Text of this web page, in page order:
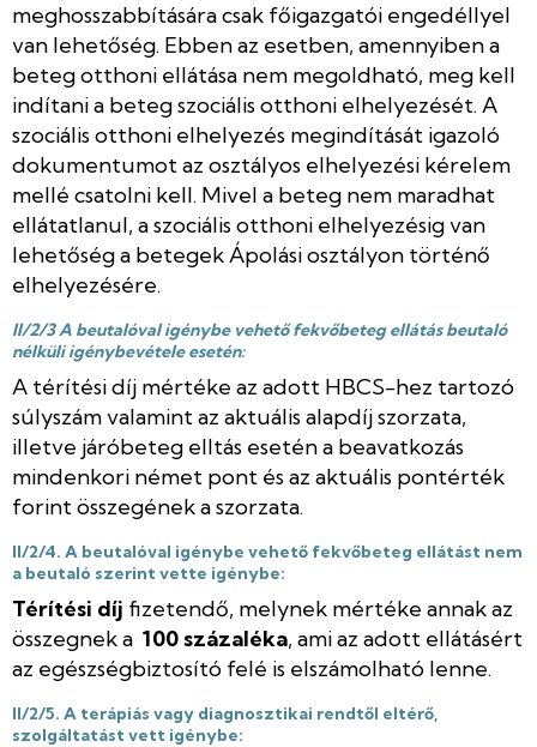
meghosszabbítására csak főigazgatói engedéllyel
van lehetőség. Ebben az esetben, amennyiben a
beteg otthoni ellátása nem megoldható, meg kell
indítani a beteg szociális otthoni elhelyezését. A
szociális otthoni elhelyezés megindítását igazoló
dokumentumot az osztályos elhelyezési kérelem
mellé csatolni kell. Mivel a beteg nem maradhat
ellátatlanul, a szociális otthoni elhelyezésig van
lehetőség a betegek Ápolási osztályon történő
elhelyezésére.
II/2/3 A beutalóval igénybe vehető fekvőbeteg ellátás beutaló
nélküli igénybevétele esetén:
A térítési díj mértéke az adott HBCS-hez tartozó
súlyszám valamint az aktuális alapdíj szorzata,
illetve járóbeteg elltás esetén a beavatkozás
mindenkori német pont és az aktuális pontérték
forint összegének a szorzata.
II/2/4. A beutalóval igénybe vehető fekvőbeteg ellátást nem
a beutaló szerint vette igénybe:
Térítési díj fizetendő, melynek mértéke annak az
összegnek a 100 százaléka, ami az adott ellátásért
az egészségbiztosító felé is elszámolható lenne.
II/2/5. A terápiás vagy diagnosztikai rendtől eltérő,
szolgáltatást vett igénybe: